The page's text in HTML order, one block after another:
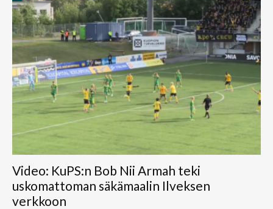
Video: KuPS:n Bob Nii Armah teki
uskomattoman säkämaalin Ilveksen
verkkoon